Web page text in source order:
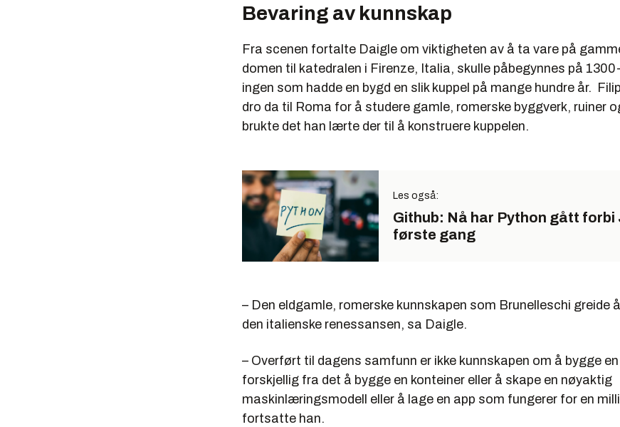
Bevaring av kunnskap
Fra scenen fortalte Daigle om viktigheten av å ta vare på
domen til katedralen i Firenze, Italia, skulle påbegynnes på
ingen som hadde en bygd en slik kuppel på mange hundre år.
dro da til Roma for å studere gamle, romerske byggverk, ruiner
brukte det han lærte der til å konstruere kuppelen.
Les også:
Github: Nå har Python gått forbi
første gang
– Den eldgamle, romerske kunnskapen som Brunelleschi greide
den italienske renessansen, sa Daigle.
– Overført til dagens samfunn er ikke kunnskapen om å bygge
forskjellig fra det å bygge en konteiner eller å skape en nøyaktig
maskinlæringsmodell eller å lage en app som fungerer for en
fortsatte han.